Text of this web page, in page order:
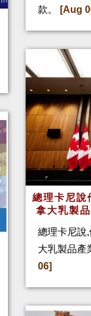
款。
[Aug
總理卡尼
拿大乳製
總理卡尼說
大乳製品產
06]